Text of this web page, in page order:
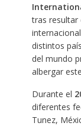
tras resultar
distintos
del mundo
albergar
Durante el
diferentes
Tunez,